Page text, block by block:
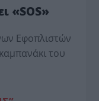
«SOS»
Εφοπλιστών
του